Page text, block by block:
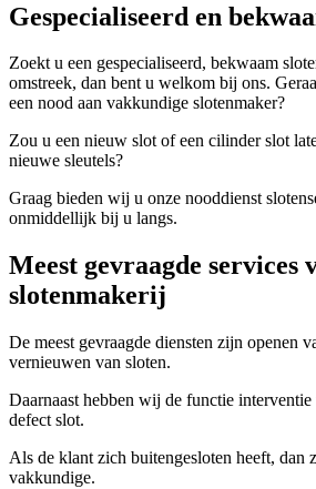
Gespecialiseerd en
Zoekt u een gespecialiseerd, bekwaam
omstreek, dan bent u welkom bij ons.
een nood aan vakkundige slotenmaker?
Zou u een nieuw slot of een cilinder slot
nieuwe sleutels?
Graag bieden wij u onze nooddienst
onmiddellijk bij u langs.
Meest gevraagde services
slotenmakerij
De meest gevraagde diensten zijn openen
vernieuwen van sloten.
Daarnaast hebben wij de functie
defect slot.
Als de klant zich buitengesloten heeft, dan
vakkundige.